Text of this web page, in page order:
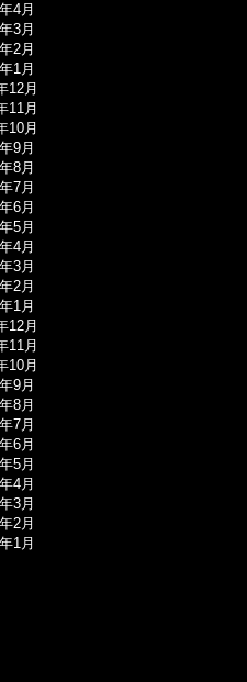
4月
3月
2月
1月
12月
11月
10月
9月
8月
7月
6月
5月
4月
3月
2月
1月
12月
11月
10月
9月
8月
7月
6月
5月
4月
3月
2月
1月